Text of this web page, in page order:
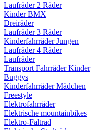
Laufräder 2 Räder
Kinder BMX
Dreiräder
Laufräder 3 Räder
Kinderfahrräder Jungen
Laufräder 4 Räder
Laufräder
Transport Fahrräder Kinder
Buggys
Kinderfahrräder Mädchen
Freestyle
Elektrofahrräder
Elektrische mountainbikes
Elektro-Faltrad